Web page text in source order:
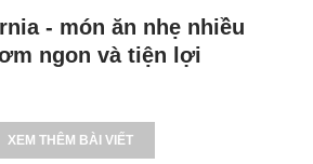
- món ăn nhẹ nhiều
ngon và tiện lợi
XEM THÊM BÀI VIẾT